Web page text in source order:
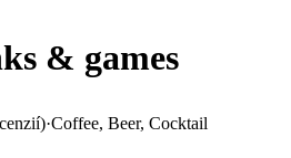
& games
)·Coffee, Beer, Cocktail